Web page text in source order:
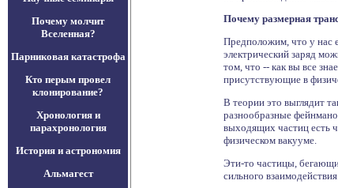
Почему молчит
Вселенная?
Парниковая катастрофа
Кто перым провел
клонирование?
Хронология и
парахронология
История и астрономия
Альмагест
Почему размерная
Предположим, что у нас
электрический заряд
том, что -- как вы все
присутствующие в
В теории это выглядит
разнообразные
выходящих частиц есть
физическом вакууме.
Эти-то частицы,
сильного